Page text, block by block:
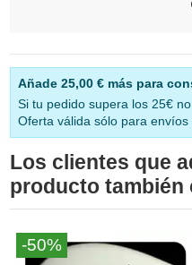
Añade 25,00 €más para
Si tu pedido supera los 25€
Oferta válida sólo para
Los clientes que
producto también
-50%